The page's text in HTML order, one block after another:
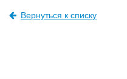
Вернуться к списку